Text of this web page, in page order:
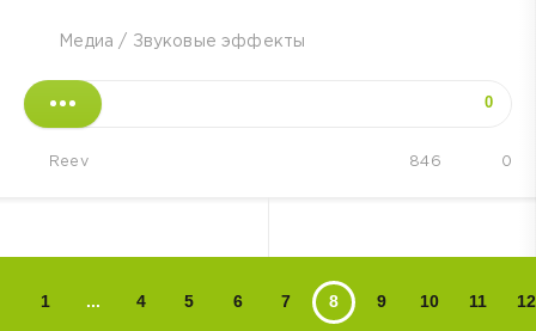
Медиа / Звуковые эффекты
0
Reev 0
846
1 ... 4 5 6 7 8 9 10 11 12